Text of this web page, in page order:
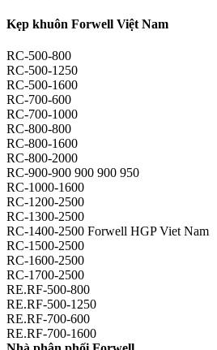
Kẹp khuôn Forwell Việt Nam
RC-500-800
RC-500-1250
RC-500-1600
RC-700-600
RC-700-1000
RC-800-800
RC-800-1600
RC-800-2000
RC-900-900 900 900 950
RC-1000-1600
RC-1200-2500
RC-1300-2500
RC-1400-2500 Forwell HGP Viet Nam
RC-1500-2500
RC-1600-2500
RC-1700-2500
RE.RF-500-800
RE.RF-500-1250
RE.RF-700-600
RE.RF-700-1600